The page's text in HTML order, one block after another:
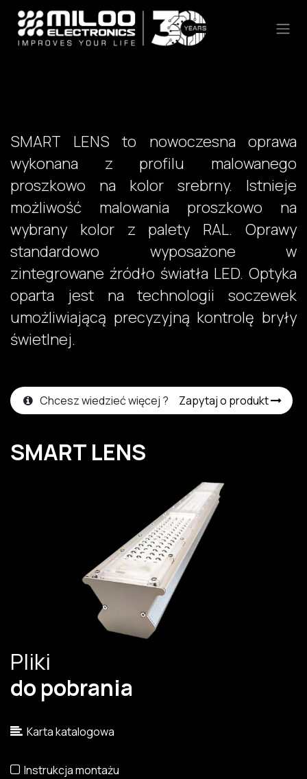
Skip to Content
SMART LENS to nowoczesna oprawa
wykonana z profilu malowanego
proszkowo na kolor srebrny. Istnieje
możliwość malowania proszkowo na
wybrany kolor z palety RAL. Oprawy
standardowo wyposażone w
zintegrowane źródło światła LED. Optyka
oparta jest na technologii soczewek
umożliwiającą precyzyjną kontrolę bryły
świetlnej. ​
Chcesz wiedzieć więcej ? Zapytaj o produkt
SMART LENS
Pliki
do pobrania
Karta katalogowa
Instrukcja montażu